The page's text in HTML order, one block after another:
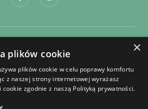
zamówień na portrety
konta
Polityka prywatności
×
plików cookie
plików cookie w celu poprawy komfortu
z naszej strony internetowej wyrażasz
zgodnie z naszą Polityką prywatności.